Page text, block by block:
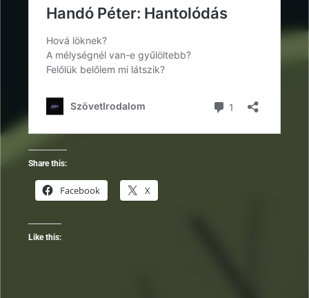
Share this:
Facebook X
Like this: